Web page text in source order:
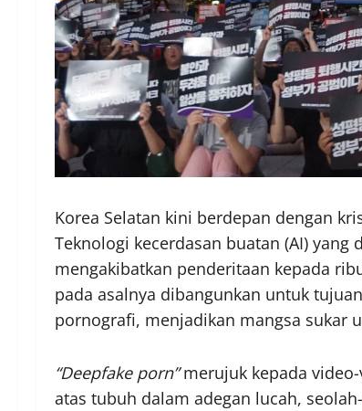
Korea Selatan kini berdepan dengan
Teknologi kecerdasan buatan (AI)
mengakibatkan penderitaan kepada
pada asalnya dibangunkan untuk
pornografi, menjadikan mangsa sukar
“Deepfake porn”merujuk kepada
atas tubuh dalam adegan lucah,